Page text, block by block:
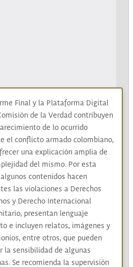
Final y la Plataforma Digital
de la Verdad contribuyen
de lo ocurrido
el conflicto armado colombiano,
una explicación amplia de
del mismo. Por esta
contenidos hacen
las violaciones a Derechos
y Derecho Internacional
presentan lenguaje
e incluyen relatos, imágenes y
entre otros, que pueden
la sensibilidad de algunas
Se recomienda la supervisión